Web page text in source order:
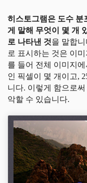
히스토그램은 도수 분
게 말해 무엇이 몇 개
로 나타낸 것을 말합
로 표시하는 것은 이
를 들어 전체 이미지
인 픽셀이 몇 개이고,
니다. 이렇게 함으로
악할 수 있습니다.